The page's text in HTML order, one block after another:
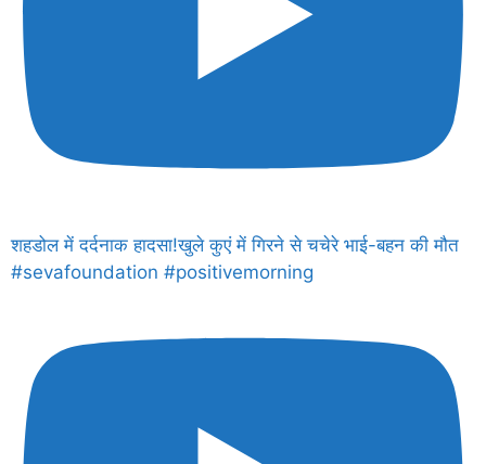
शहडोल में दर्दनाक हादसा!खुले कुएं में गिरने से चचेरे भाई-बहन की मौत
#sevafoundation #positivemorning